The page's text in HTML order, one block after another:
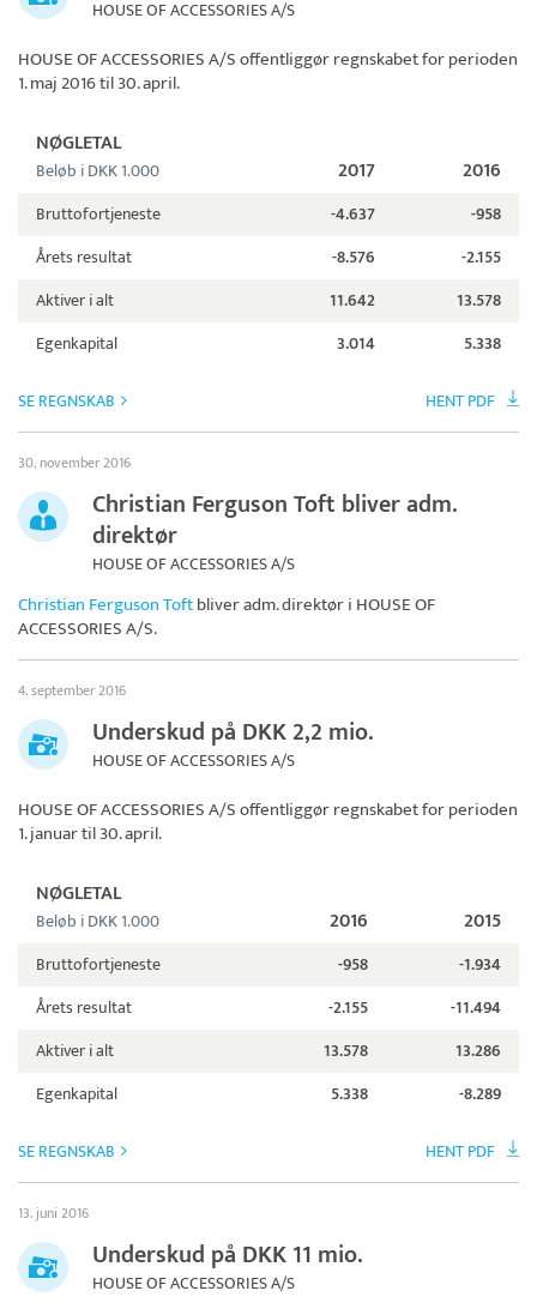
HOUSE OF ACCESSORIES A/S
HOUSE OF ACCESSORIES A/Soffentliggør regnskabet for perioden
1. maj 2016 til 30. april.
NØGLETAL
Beløb i DKK 1.000 2017 2016
Bruttofortjeneste -4.637
-958
Årets resultat
-8.576
-2.155
Aktiver i alt
11.642
13.578
Egenkapital
3.014 5.338
SE REGNSKAB HENT PDF
30. november 2016
Christian Ferguson Toft bliver adm.
direktør
HOUSE OF ACCESSORIES A/S
Christian Ferguson Toftbliver adm. direktør i HOUSE OF
ACCESSORIES A/S.
4. september 2016
Underskud på DKK 2,2 mio.
HOUSE OF ACCESSORIES A/S
HOUSE OF ACCESSORIES A/Soffentliggør regnskabet for perioden
1. januar til 30. april.
NØGLETAL
Beløb i DKK 1.000 2016 2015
Bruttofortjeneste -958
-1.934
Årets resultat
-2.155
-11.494
Aktiver i alt
13.578
13.286
Egenkapital
5.338 -8.289
SE REGNSKAB HENT PDF
13. juni 2016
Underskud på DKK 11 mio.
HOUSE OF ACCESSORIES A/S